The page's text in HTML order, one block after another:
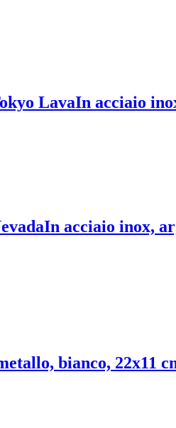
LavaIn acciaio
In acciaio inox,
bianco, 22x11